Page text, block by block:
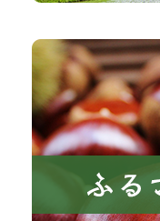
共
に
い
き
ふ
る
さ
と